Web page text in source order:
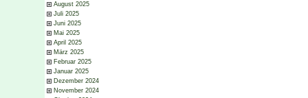
August 2025
Juli 2025
Juni 2025
Mai 2025
April 2025
März 2025
Februar 2025
Januar 2025
Dezember 2024
November 2024